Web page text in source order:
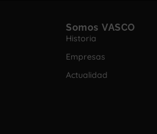
Somos VASCO
Historia
Empresas
Actualidad